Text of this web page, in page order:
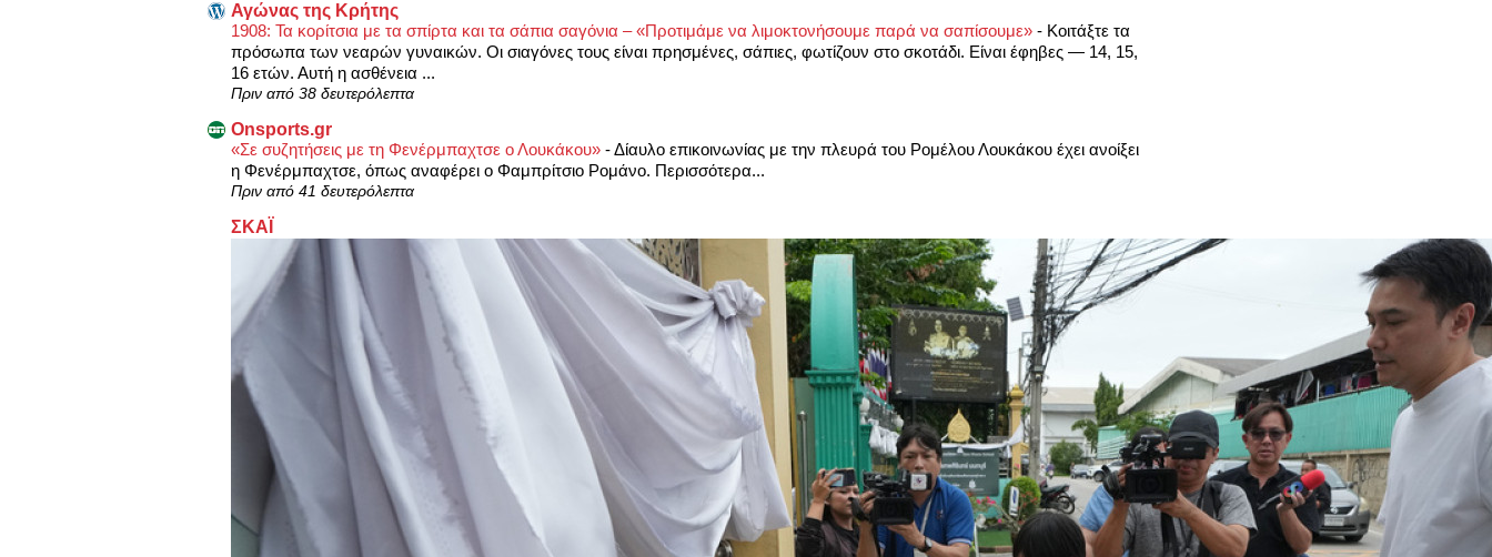
Αγώνας της Κρήτης
1908: Τα κορίτσια με τα σπίρτα και τα σάπια σαγόνια – «Προτιμάμε να λιμοκτονήσουμε παρά να σαπίσουμε» - Κοιτάξτε τα
πρόσωπα των νεαρών γυναικών. Οι σιαγόνες τους είναι πρησμένες, σάπιες, φωτίζουν στο σκοτάδι. Είναι έφηβες — 14, 15,
16 ετών. Αυτή η ασθένεια ...
Πριν από 38 δευτερόλεπτα
Onsports.gr
«Σε συζητήσεις με τη Φενέρμπαχτσε ο Λουκάκου» -Δίαυλο επικοινωνίας με την πλευρά του Ρομέλου Λουκάκου έχει ανοίξει
η Φενέρμπαχτσε, όπως αναφέρει ο Φαμπρίτσιο Ρομάνο. Περισσότερα...
Πριν από 41 δευτερόλεπτα
ΣΚΑΪ